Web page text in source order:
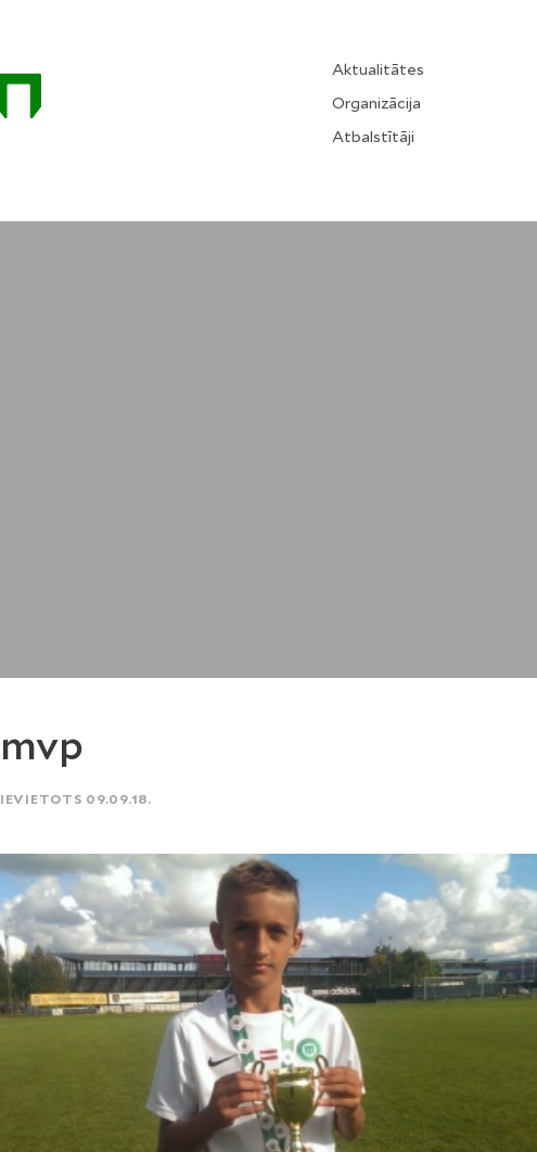
Aktualitātes
Organizācija
Atbalstītāji
mvp
IEVIETOTS 09.09.18.